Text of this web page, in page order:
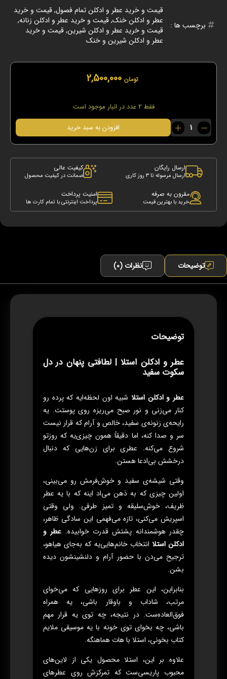
برچسب ها :
قیمت و خرید عطر و ادکلن تمام فصول,قیمت و خرید
عطر و ادکلن خنک,قیمت و خرید عطر و ادکلن زنانه,
قیمت و خرید عطر و ادکلن شیرین,قیمت و خرید
عطر و ادکلن شیرین و خنک
تومان 2,500,000
فقط 2 عدد در انبار موجود است
عطر
و
ادکلن
افزودن به سبد خرید
ارسال رایگان
ارسال مرسوله تا 3 روز کاری
کیفیت عالی
ضمانت در کیفیت محصول
مقرون به صرفه
خرید با بهترین قیمت
امنیت پرداخت
پرداخت اینترنتی با تمام کارت ها
توضیحات نظرات (0)
توضیحات
عطر و ادکلن استلا | لطافتی پنهان در دل
سکوت سفید
عطر و ادکلن استلا شبیه اون لحظه‌ایه که پرده رو
کنار می‌زنی و نور صبح می‌ریزه روی پوستت. یه
رایحه‌ی زنونه‌ی سفید، خالص و آرام که قرار نیست
سر و صدا کنه، اما دقیقاً همون چیزی‌یه که روزتو
شروع می‌کنه. عطری برای زن‌هایی که دنبال
درخشش بی‌ادعا هستن.
وقتی شیشه‌ی سفید و خوش‌فرمش رو می‌بینی،
اولین چیزی که به ذهن می‌اد اینه که با یه عطر
ظریف، خوش‌سلیقه و تمیز طرفی. ولی وقتی
اسپریش می‌کنی، تازه می‌فهمی این سادگی ظاهر،
چقدر هوشمندانه پشتش قدرت خوابیده. عطر و
ادکلن استلا انتخاب خانم‌هایی‌یه که به‌جای هیاهو،
ترجیح می‌دن با حضور آرام و دلنشینشون دیده
بشن.
بنابراین، این عطر برای روزهایی که می‌خوای
مرتب، شاداب و باوقار باشی، یه همراه
فوق‌العاده‌ست. در نتیجه، چه توی یه قرار مهم
باشی، چه بخوای توی خونه با یه موسیقی ملایم
کتاب بخونی، استلا با هات هماهنگه.
علاوه بر این، استلا محصول یکی از لاین‌های
محبوب پاریسی‌ست که تمرکزش روی عطرهای